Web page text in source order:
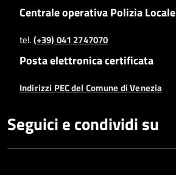
Centrale operativa Polizia Locale
tel.(+39) 041 2747070
Posta elettronica certificata
Indirizzi PEC del Comune di Venezia
Seguici e condividi su